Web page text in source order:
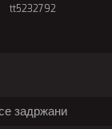
tt5232792
задржани